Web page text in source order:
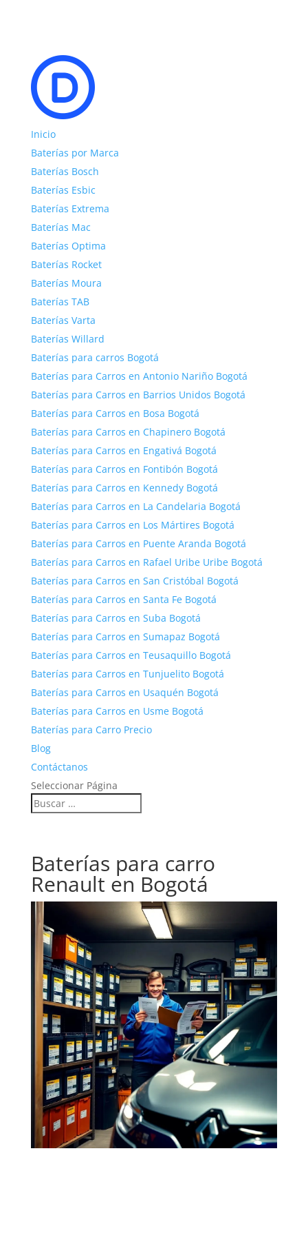
Inicio
Baterías por Marca
Baterías Bosch
Baterías Esbic
Baterías Extrema
Baterías Mac
Baterías Optima
Baterías Rocket
Baterías Moura
Baterías TAB
Baterías Varta
Baterías Willard
Baterías para carros Bogotá
Baterías para Carros en Antonio Nariño Bogotá
Baterías para Carros en Barrios Unidos Bogotá
Baterías para Carros en Bosa Bogotá
Baterías para Carros en Chapinero Bogotá
Baterías para Carros en Engativá Bogotá
Baterías para Carros en Fontibón Bogotá
Baterías para Carros en Kennedy Bogotá
Baterías para Carros en La Candelaria Bogotá
Baterías para Carros en Los Mártires Bogotá
Baterías para Carros en Puente Aranda Bogotá
Baterías para Carros en Rafael Uribe Uribe Bogotá
Baterías para Carros en San Cristóbal Bogotá
Baterías para Carros en Santa Fe Bogotá
Baterías para Carros en Suba Bogotá
Baterías para Carros en Sumapaz Bogotá
Baterías para Carros en Teusaquillo Bogotá
Baterías para Carros en Tunjuelito Bogotá
Baterías para Carros en Usaquén Bogotá
Baterías para Carros en Usme Bogotá
Baterías para Carro Precio
Blog
Contáctanos
Seleccionar Página
Baterías para carro
Renault en Bogotá